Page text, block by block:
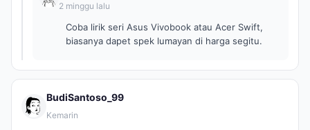
2 minggu lalu
Coba lirik seri Asus Vivobook atau Acer Swift,
biasanya dapet spek lumayan di harga segitu.
BudiSantoso_99
Kemarin